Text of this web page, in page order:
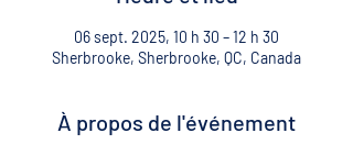
06 sept. 2025, 10 h 30 – 12 h 30
Sherbrooke, Sherbrooke, QC, Canada
À propos de l'événement